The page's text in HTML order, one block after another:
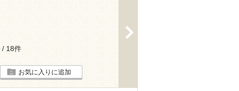
/ 18件
お気に入りに追加